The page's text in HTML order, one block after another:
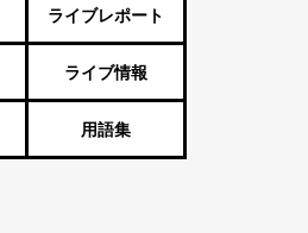
ライブレポート
ライブ情報
用語集